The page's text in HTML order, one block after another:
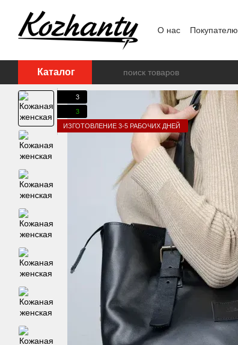
Перейти к основному контенту
О нас Покупателю
Каталог
3
3
ИЗГОТОВЛЕНИЕ 3-5 РАБОЧИХ ДНЕЙ